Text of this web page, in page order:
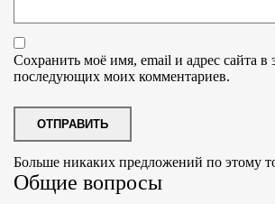
Сохранить моё имя, email и адрес сайта в
последующих моих комментариев.
Больше никаких предложений по этому
Общие вопросы